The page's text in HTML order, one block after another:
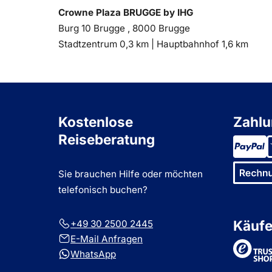
Crowne Plaza BRUGGE by IHG
Burg 10 Brugge , 8000 Brugge
Entfernung
Stadtzentrum 0,3 km | Entfernung
Hauptbahnhof 1,6 km
Kostenlose
Reiseberatung
Sie brauchen Hilfe oder möchten
telefonisch buchen?
+49 30 2500 2445
E-Mail Anfragen
WhatsApp